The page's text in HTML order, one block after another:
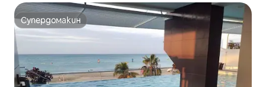
Супердомакин
Супердомакин